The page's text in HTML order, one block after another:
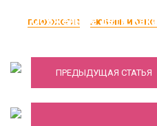
ПСИХОЛОГИЯ ЛЮБОВЬ И
Обиженные дети.
ПРЕДЫДУЩАЯ СТАТЬЯ
Зрелый возраст – не
отношений